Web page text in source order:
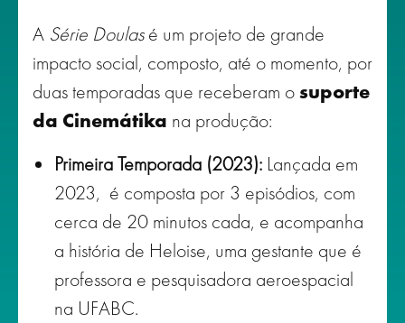
A Série Doulasé um projeto de grande
impacto social, composto, até o momento, por
duas temporadas que receberam osuporte
da Cinemátika na produção:
Primeira Temporada (2023): Lançada em
2023, é composta por 3 episódios, com
cerca de 20 minutos cada, e acompanha
a história de Heloise, uma gestante que é
professora e pesquisadora aeroespacial
na UFABC.